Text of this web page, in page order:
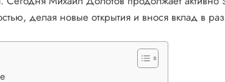
делая новые открытия и внося вклад в